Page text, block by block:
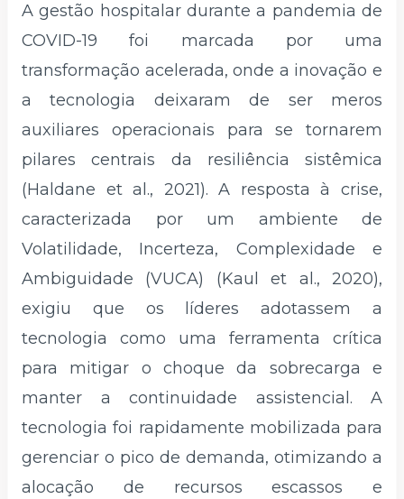
A gestão hospitalar durante a pandemia de
COVID-19 foi marcada por uma
transformação acelerada, onde a inovação e
a tecnologia deixaram de ser meros
auxiliares operacionais para se tornarem
pilares centrais da resiliência sistêmica
(Haldane et al., 2021). A resposta à crise,
caracterizada por um ambiente de
Volatilidade, Incerteza, Complexidade e
Ambiguidade (VUCA) (Kaul et al., 2020),
exigiu que os líderes adotassem a
tecnologia como uma ferramenta crítica
para mitigar o choque da sobrecarga e
manter a continuidade assistencial. A
tecnologia foi rapidamente mobilizada para
gerenciar o pico de demanda, otimizando a
alocação de recursos escassos e